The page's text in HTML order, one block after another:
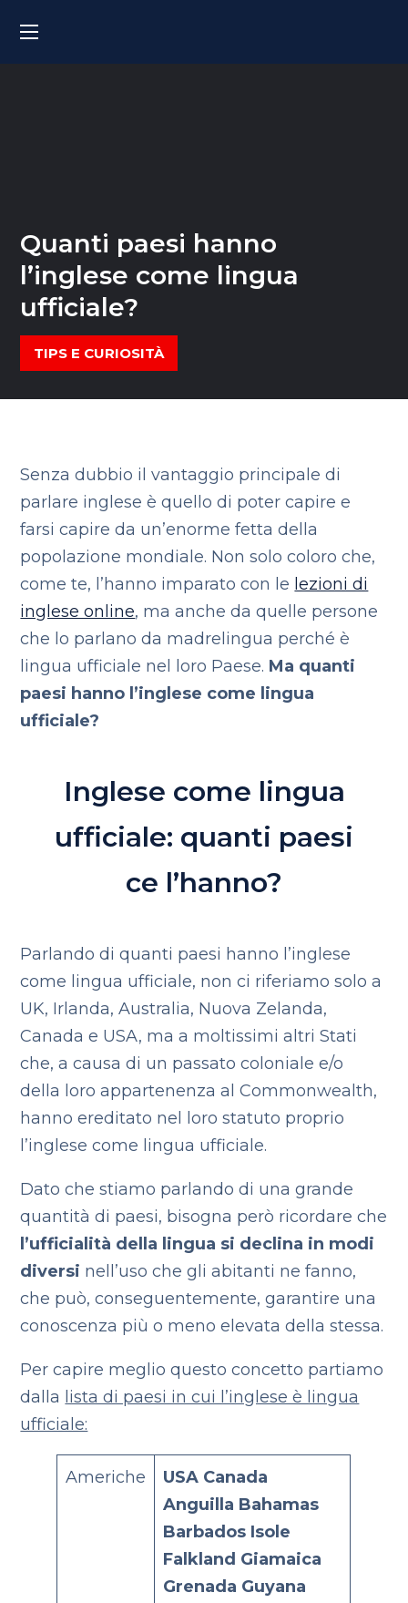
Quanti paesi hanno
l’inglese come lingua
ufficiale?
TIPS E CURIOSITÀ
Senza dubbio il vantaggio principale di
parlare inglese è quello di poter capire e
farsi capire da un’enorme fetta della
popolazione mondiale. Non solo coloro che,
come te, l’hanno imparato con le lezioni di
inglese online, ma anche da quelle persone
che lo parlano da madrelingua perché è
lingua ufficiale nel loro Paese. Ma quanti
paesi hanno l’inglese come lingua
ufficiale?
Inglese come lingua
ufficiale: quanti paesi
ce l’hanno?
Parlando di quanti paesi hanno l’inglese
come lingua ufficiale, non ci riferiamo solo a
UK, Irlanda, Australia, Nuova Zelanda,
Canada e USA, ma a moltissimi altri Stati
che, a causa di un passato coloniale e/o
della loro appartenenza al Commonwealth,
hanno ereditato nel loro statuto proprio
l’inglese come lingua ufficiale.
Dato che stiamo parlando di una grande
quantità di paesi, bisogna però ricordare che
l’ufficialità della lingua si declina in modi
diversi nell’uso che gli abitanti ne fanno,
che può, conseguentemente, garantire una
conoscenza più o meno elevata della stessa.
Per capire meglio questo concetto partiamo
dalla lista di paesi in cui l’inglese è lingua
ufficiale:
Americhe USA Canada
Anguilla Bahamas
Barbados Isole
Falkland Giamaica
Grenada Guyana